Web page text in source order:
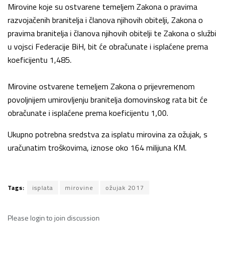
Mirovine koje su ostvarene temeljem Zakona o pravima
razvojačenih branitelja i članova njihovih obitelji, Zakona o
pravima branitelja i članova njihovih obitelji te Zakona o službi
u vojsci Federacije BiH, bit će obračunate i isplaćene prema
koeficijentu 1,485.
Mirovine ostvarene temeljem Zakona o prijevremenom
povoljnijem umirovljenju branitelja domovinskog rata bit će
obračunate i isplaćene prema koeficijentu 1,00.
Ukupno potrebna sredstva za isplatu mirovina za ožujak, s
uračunatim troškovima, iznose oko 164 milijuna KM.
Tags: isplata mirovine ožujak 2017
Please loginto join discussion